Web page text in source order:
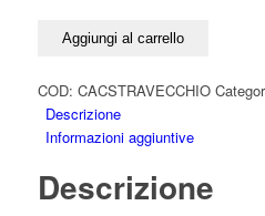
quantità
Aggiungi al carrello
COD: CACSTRAVECCHIO
Descrizione
Informazioni aggiuntive
Descrizione